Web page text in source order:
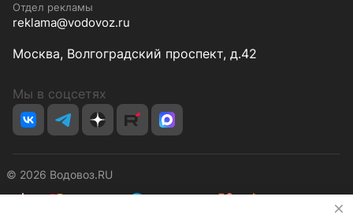
Отдел рекламы
reklama@vodovoz.ru
Москва, Волгоградский проспект, д.42
Мы в соцсетях
© 2026 Водовоз.RU